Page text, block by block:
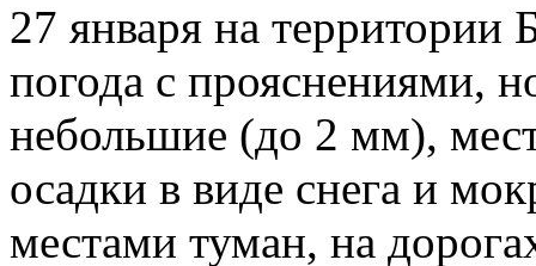
27 января на территории
погода с прояснениями,
небольшие (до 2 мм),
осадки в виде снега и
местами туман, на